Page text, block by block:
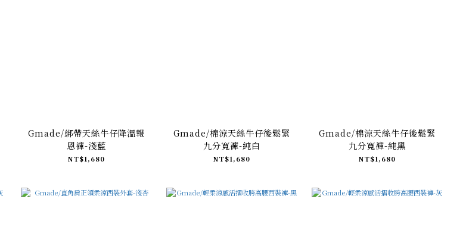
Gmade/綁帶天絲牛仔降溫報
恩褲-淺藍
NT$1,680
Gmade/棉涼天絲牛仔後鬆緊
九分寬褲-純白
NT$1,680
Gmade/棉涼天絲牛仔後鬆緊
九分寬褲-純黑
NT$1,680